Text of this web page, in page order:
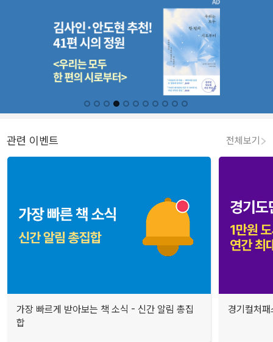
관련 이벤트 전체보기
가장 빠르게 받아보는 책 소식 - 신간 알림 총집
합
경기컬처